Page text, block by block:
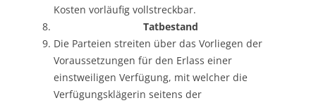
Kosten vorläufig vollstreckbar.
Tatbestand
Die Parteien streiten über das Vorliegen der
Voraussetzungen für den Erlass einer
einstweiligen Verfügung, mit welcher die
Verfügungsklägerin seitens der